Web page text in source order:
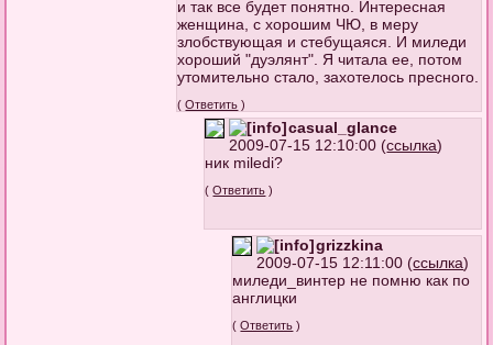
и так все будет понятно. Интересная
женщина, с хорошим ЧЮ, в меру
злобствующая и стебущаяся. И миледи
хороший "дуэлянт". Я читала ее, потом
утомительно стало, захотелось пресного.
(Ответить )
casual_glance
2009-07-15 12:10:00 (ссылка)
ник miledi?
(Ответить )
grizzkina
2009-07-15 12:11:00 (ссылка)
миледи_винтер не помню как по
англицки
(Ответить )